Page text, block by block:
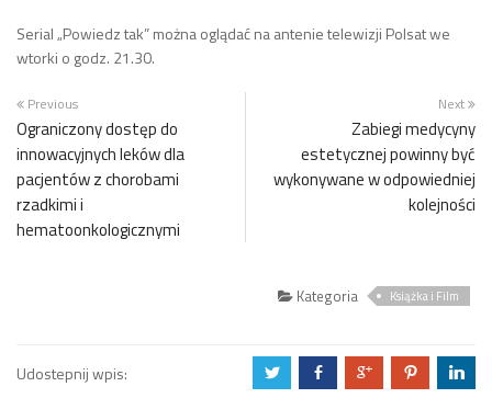
Serial „Powiedz tak” można oglądać na antenie telewizji Polsat we
wtorki o godz. 21.30.
Previous
Ograniczony dostęp do
innowacyjnych leków dla
pacjentów z chorobami
rzadkimi i
hematoonkologicznymi
Next
Zabiegi medycyny
estetycznej powinny być
wykonywane w odpowiedniej
kolejności
Kategoria Książka i Film
Udostepnij wpis: a b c d j